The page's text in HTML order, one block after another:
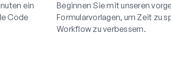
ein
Code
Beginnen Sie mit unseren
Formularvorlagen, um Zeit zu
Workflow zu verbessern.